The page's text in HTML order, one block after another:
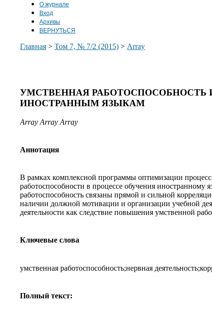
О журнале
Вход
Архивы
ВЕРНУТЬСЯ
Главная >Том 7, № 7/2 (2015) > Array
УМСТВЕННАЯ
ИНОСТРАННЫМ ЯЗЫКАМ
Array Array Array
Аннотация
В рамках комплексной программы оптимизации
работоспособности в процессе обучения иностранному
работоспособность связаны прямой и сильной
наличии должной мотивации и организации учебной
деятельности как следствие повышения умственной
Ключевые слова
умственная работоспособность;нервная
Полный текст: